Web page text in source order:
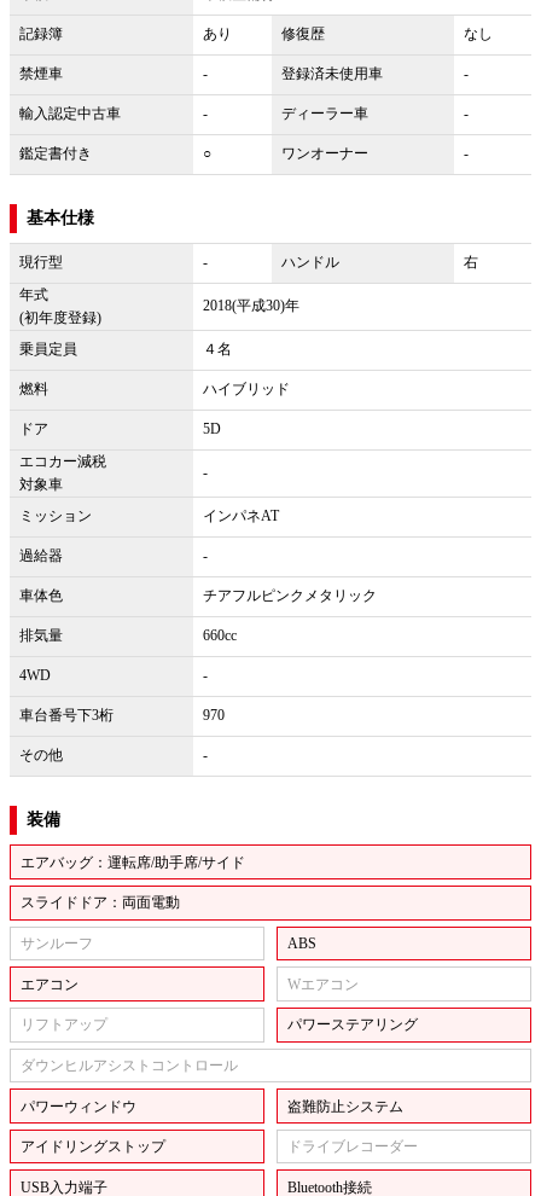
記録簿 あり 修復歴 なし
禁煙車 - 登録済未使用車 -
輸入認定中古車 - ディーラー車 -
鑑定書付き ○ ワンオーナー -
基本仕様
現行型 - ハンドル
右
年式
(初年度登録)
2018(平成30)年
乗員定員 ４名
燃料 ハイブリッド
ドア
5D
エコカー減税
対象車
-
ミッション インパネAT
過給器 -
車体色 チアフルピンクメタリック
排気量 660cc
4WD -
車台番号下3桁 970
その他 -
装備
エアバッグ：運転席/助手席/サイド
スライドドア：両面電動
サンルーフ ABS
エアコン Wエアコン
リフトアップ パワーステアリング
ダウンヒルアシストコントロール
パワーウィンドウ 盗難防止システム
アイドリングストップ ドライブレコーダー
USB入力端子 Bluetooth接続